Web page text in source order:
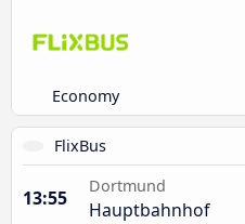
Economy
FlixBus
13:55
Dortmund
Hauptbahnhof